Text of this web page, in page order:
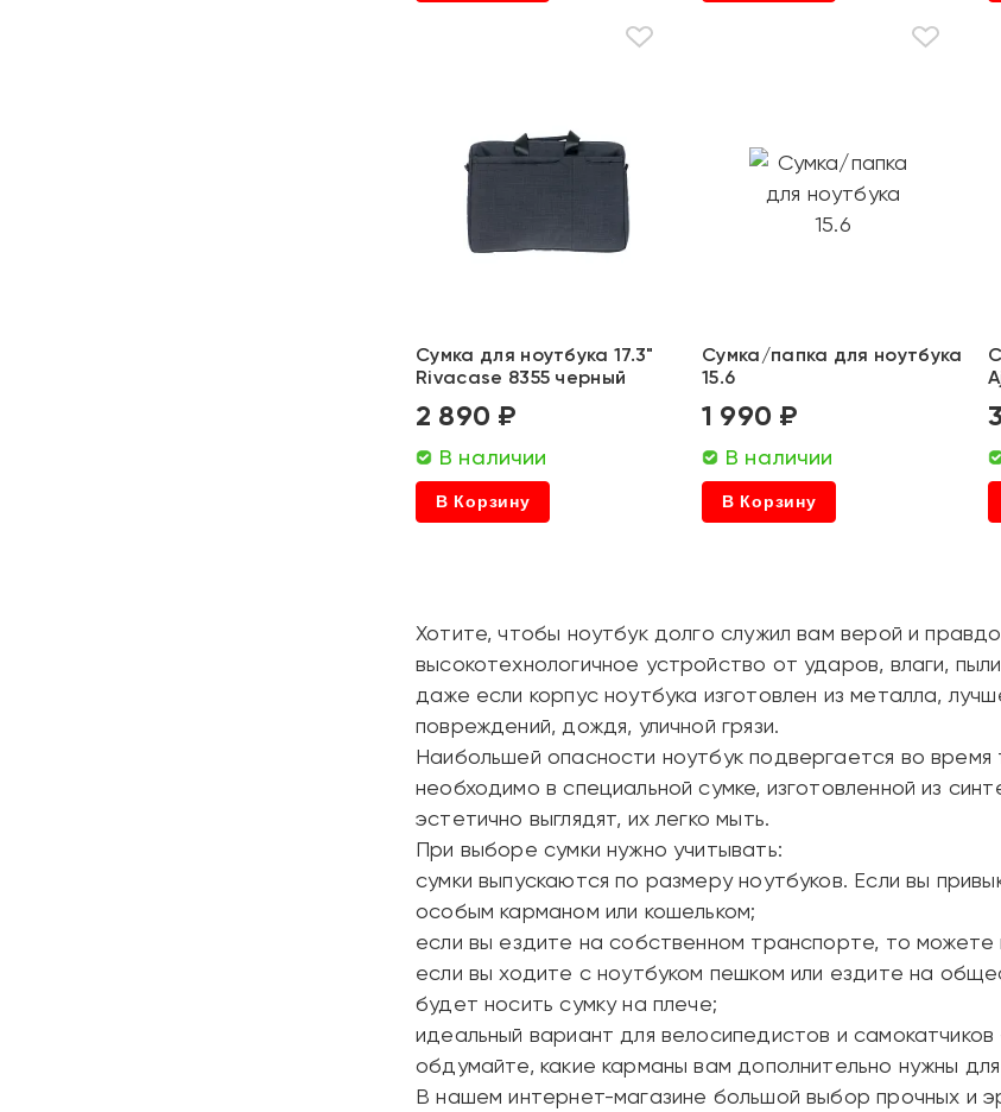
Сумка для ноутбука 17.3"
Rivacase 8355 черный
2 890 ₽
В наличии
В Корзину
Сумка/папка для ноутбука
15.6
1 990 ₽
В наличии
В Корзину
Хотите, чтобы ноутбук долго служил вам верой и
высокотехнологичное устройство от ударов, влаги,
даже если корпус ноутбука изготовлен из металла,
повреждений, дождя, уличной грязи.
Наибольшей опасности ноутбук подвергается во
необходимо в специальной сумке, изготовленной из
эстетично выглядят, их легко мыть.
При выборе сумки нужно учитывать:
сумки выпускаются по размеру ноутбуков. Если вы
особым карманом или кошельком;
если вы ездите на собственном транспорте, то можете
если вы ходите с ноутбуком пешком или ездите на
будет носить сумку на плече;
идеальный вариант для велосипедистов и
обдумайте, какие карманы вам дополнительно нужны
В нашем интернет-магазине большой выбор прочных и